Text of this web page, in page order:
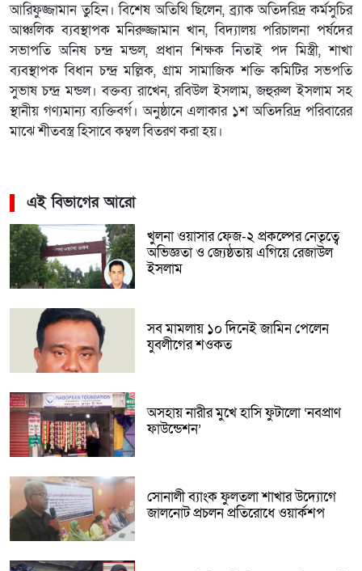
আরিফুজ্জামান তুহিন। বিশেষ অতিথি ছিলেন, ব্র্যাক অতিদরিদ্র কর্মসুচির
আঞ্চলিক ব্যবস্থাপক মনিরুজ্জামান খান, বিদ্যালয় পরিচালনা পর্ষদের
সভাপতি অনিষ চন্দ্র মন্ডল, প্রধান শিক্ষক নিতাই পদ মিস্ত্রী, শাখা
ব্যবস্থাপক বিধান চন্দ্র মল্লিক, গ্রাম সামাজিক শক্তি কমিটির সভপতি
সুভাষ চন্দ্র মন্ডল। বক্তব্য রাখেন, রবিউল ইসলাম, জহুরুল ইসলাম সহ
স্থানীয় গণ্যমান্য ব্যক্তিবর্গ। অনুষ্ঠানে এলাকার ১শ অতিদরিদ্র পরিবারের
মাঝে শীতবস্ত্র হিসাবে কম্বল বিতরণ করা হয়।
এই বিভাগের আরো
খুলনা ওয়াসার ফেজ-২ প্রকল্পের নেতৃত্বে
অভিজ্ঞতা ও জ্যেষ্ঠতায় এগিয়ে রেজাউল
ইসলাম
সব মামলায় ১০ দিনেই জামিন পেলেন
যুবলীগের শওকত
অসহায় নারীর মুখে হাসি ফুটালো ‘নবপ্রাণ
ফাউন্ডেশন’
সোনালী ব্যাংক ফুলতলা শাখার উদ্যোগে
জালনোট প্রচলন প্রতিরোধে ওয়ার্কশপ